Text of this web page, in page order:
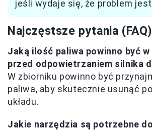
jeśli wydaje się, że problem
Najczęstsze pytania (FAQ)
Jaką ilość paliwa powinno być
przed odpowietrzaniem silnika
W zbiorniku powinno być
paliwa, aby skutecznie usunąć
układu.
Jakie narzędzia są potrzebne do